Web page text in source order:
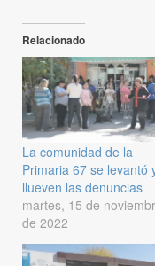
Relacionado
La comunidad de la
Primaria 67 se levantó
llueven las denuncias
martes, 15 de
de 2022